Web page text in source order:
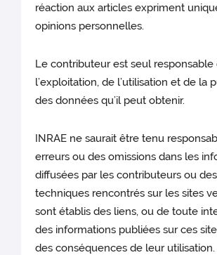
réaction aux articles expriment
opinions personnelles.
Le contributeur est seul responsable
l’exploitation, de l’utilisation et de la
des données qu’il peut obtenir.
INRAE ne saurait être tenu
erreurs ou des omissions dans les
diffusées par les contributeurs ou
techniques rencontrés sur les sites
sont établis des liens, ou de toute
des informations publiées sur ces
des conséquences de leur utilisation.